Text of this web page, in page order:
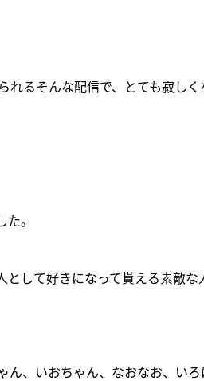
るそんな配信で、とても寂し
。
して好きになって貰える素敵な
、いおちゃん、なおなお、いろ